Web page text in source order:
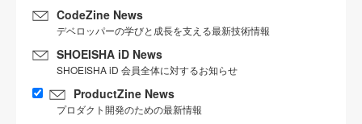
CodeZine News
デベロッパーの学びと成長を支える最新技術情報
SHOEISHA iD News
SHOEISHA iD 会員全体に対するお知らせ
ProductZine News
プロダクト開発のための最新情報